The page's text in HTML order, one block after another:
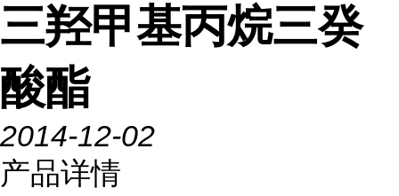
三羟甲基丙烷三癸
酸酯
2014-12-02
产品详情